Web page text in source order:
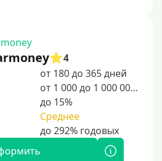
4
от 180 до 365 дней
от 1 000 до 1 000 000 ₽
до 15%
Среднее